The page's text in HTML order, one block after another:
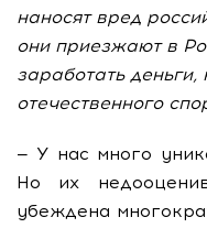
наносят вред
они приезжают в
заработать
отечественного
— У нас много
Но их
убеждена